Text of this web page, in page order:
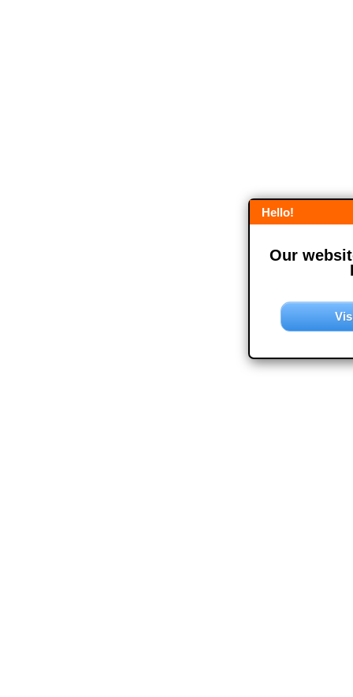
Hello!
Our